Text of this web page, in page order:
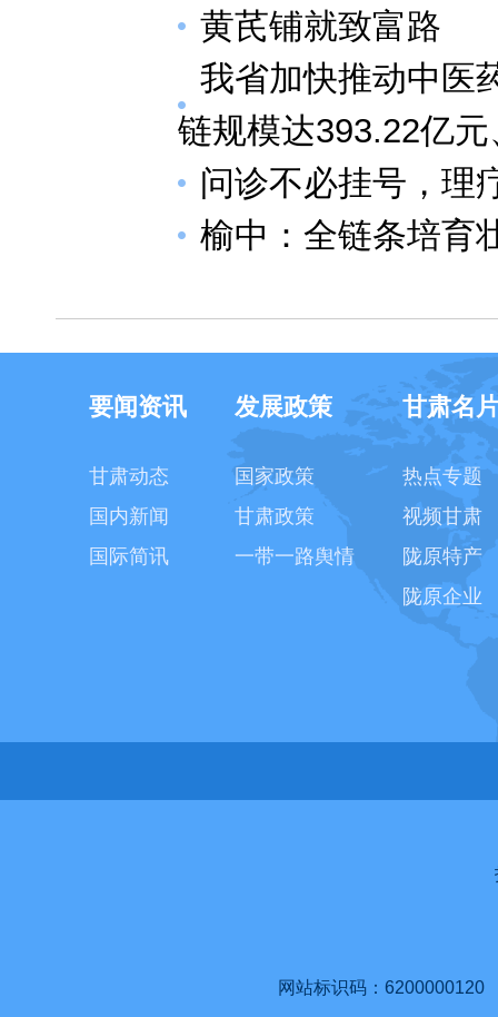
黄芪铺就致富路
我省加快推动中医
链规模达393.22亿
问诊不必挂号，理
榆中：全链条培育
要闻资讯
甘肃动态
国内新闻
国际简讯
发展政策
国家政策
甘肃政策
一带一路舆情
甘肃名
热点专题
视频甘肃
陇原特产
陇原企业
网站标识码：6200000120